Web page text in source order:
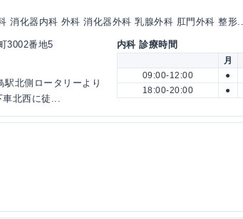
消化器内科 外科 消化器外科 乳腺外科 肛門外科 整形...
3002番地5
駅北側ロータリーより
北西に徒...
内科 診療時間
月
09:00-12:00
●
18:00-20:00
●